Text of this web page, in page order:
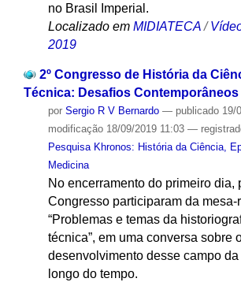
no Brasil Imperial.
Localizado em MIDIATECA /
2019
2º Congresso de História da
Técnica: Desafios Contemporâneos
por Sergio R V Bernardo — publicado19/
modificação18/09/2019 11:03 —
Pesquisa Khronos: História da Ciência,
Medicina
No encerramento do primeiro dia,
Congresso participaram da mesa-
“Problemas e temas da
técnica”, em uma conversa sobre
desenvolvimento desse campo
longo do tempo.